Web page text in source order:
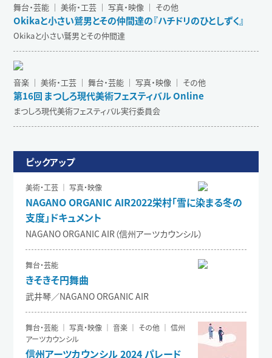
舞台・芸能 ｜ 美術・工芸 ｜ 写真・映像 ｜ その他
Okikaと小さい鷲男とその仲間達の『ハチドリのひとしずく』
Okikaと小さい鷲男とその仲間達
音楽 ｜ 美術・工芸 ｜ 舞台・芸能 ｜ 写真・映像 ｜ その他
第16回 まつしろ現代美術フェスティバル Online
まつしろ現代美術フェスティバル実行委員会
ピックアップ
美術・工芸 ｜ 写真・映像
NAGANO ORGANIC AIR2022栄村「雪に染まる冬の
支度」ドキュメント
NAGANO ORGANIC AIR（信州アーツカウンシル）
舞台・芸能
きそきそ円舞曲
武井琴／NAGANO ORGANIC AIR
舞台・芸能 ｜ 写真・映像 ｜ 音楽 ｜ その他 ｜ 信州
アーツカウンシル
信州アーツカウンシル 2024 パレード